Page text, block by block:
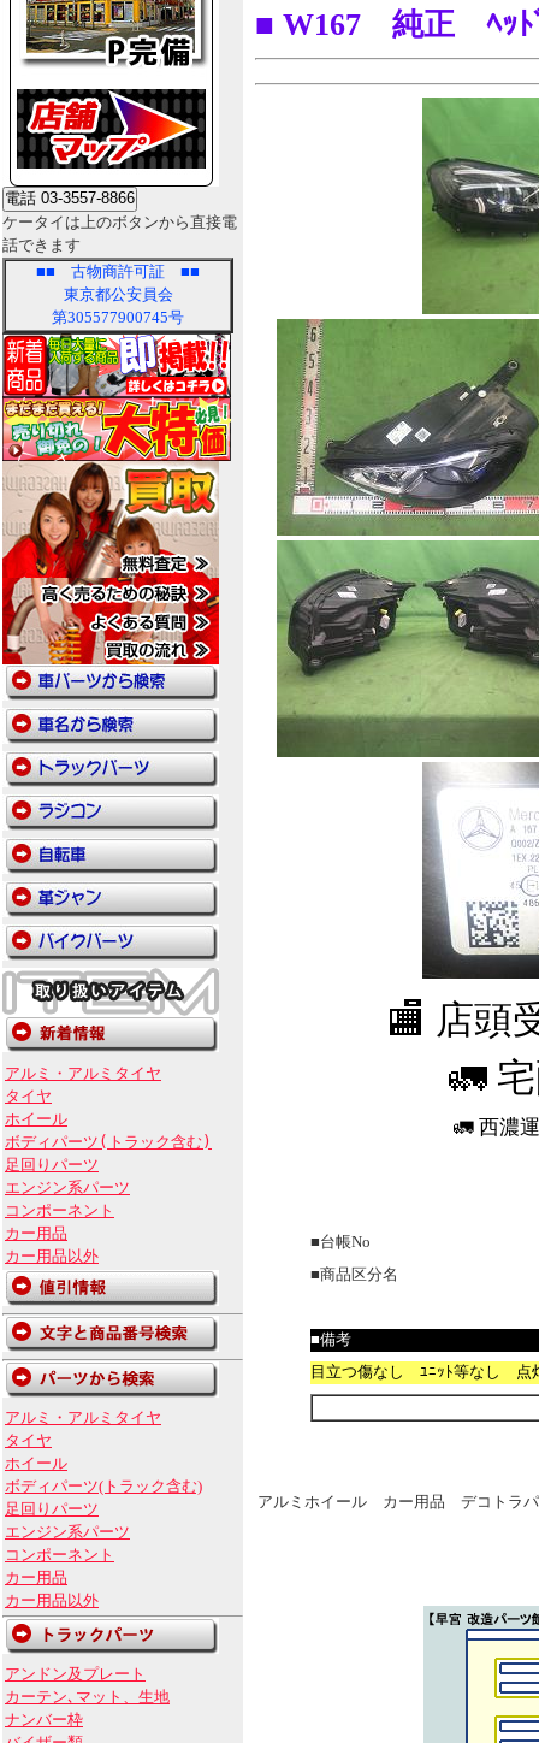
ケータイは上のボタンから直接電
話できます
■■ 古物商許可証 ■■
東京都公安員会
第305577900745号
アルミ・アルミタイヤ
タイヤ
ホイール
ボディパーツ(トラック含む)
足回りパーツ
エンジン系パーツ
コンポーネント
カー用品
カー用品以外
アルミ・アルミタイヤ
タイヤ
ホイール
ボディパーツ(トラック含む)
足回りパーツ
エンジン系パーツ
コンポーネント
カー用品
カー用品以外
アンドン及プレート
カーテン､マット、生地
ナンバー枠
■ W167 純正 ﾍｯﾄ
🏬 店頭
🚛
🚛 西濃
■台帳No
■商品区分名
■備考
目立つ傷なし ﾕﾆｯﾄ等なし 点
アルミホイール カー用品 デコトラ